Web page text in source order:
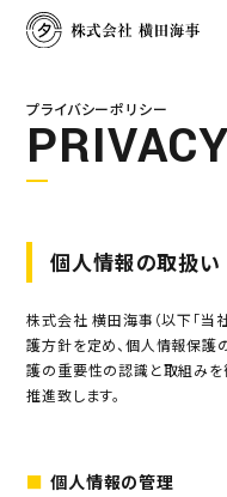
プライバシーポリシー
個人情報の取扱い
株式会社 横田海事（以下「当
護方針を定め、個人情報保護
護の重要性の認識と取組みを
推進致します。
個人情報の管理